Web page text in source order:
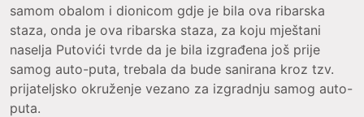
samom obalom i dionicom gdje je bila ova ribarska
staza, onda je ova ribarska staza, za koju mještani
naselja Putovići tvrde da je bila izgrađena još prije
samog auto-puta, trebala da bude sanirana kroz tzv.
prijateljsko okruženje vezano za izgradnju samog auto-
puta.